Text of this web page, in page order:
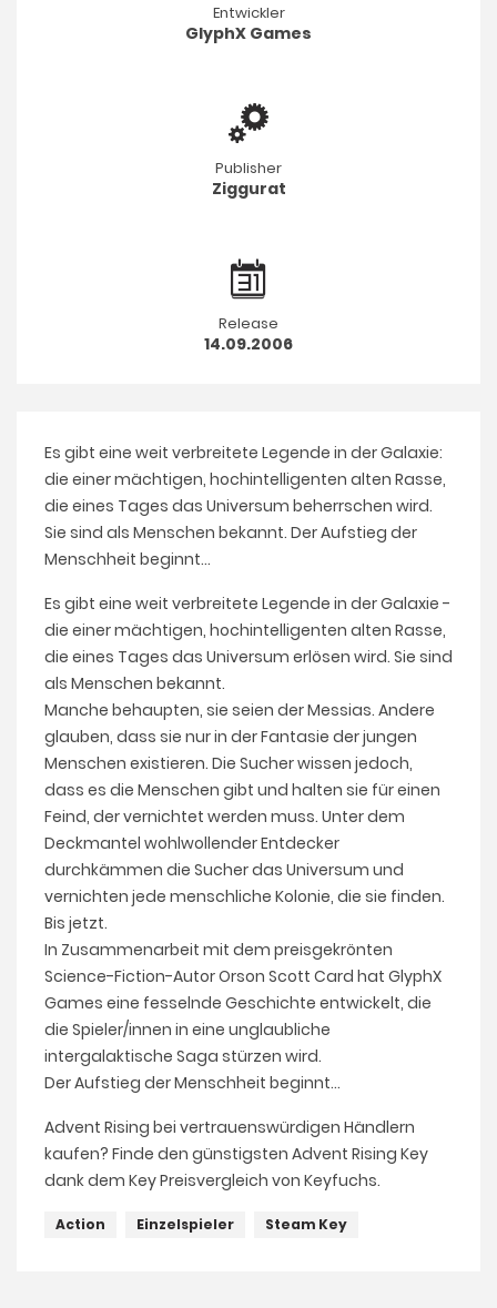
Entwickler
GlyphX Games
Publisher
Ziggurat
Release
14.09.2006
Es gibt eine weit verbreitete Legende in der Galaxie:
die einer mächtigen, hochintelligenten alten Rasse,
die eines Tages das Universum beherrschen wird.
Sie sind als Menschen bekannt. Der Aufstieg der
Menschheit beginnt...
Es gibt eine weit verbreitete Legende in der Galaxie -
die einer mächtigen, hochintelligenten alten Rasse,
die eines Tages das Universum erlösen wird. Sie sind
als Menschen bekannt.
Manche behaupten, sie seien der Messias. Andere
glauben, dass sie nur in der Fantasie der jungen
Menschen existieren. Die Sucher wissen jedoch,
dass es die Menschen gibt und halten sie für einen
Feind, der vernichtet werden muss. Unter dem
Deckmantel wohlwollender Entdecker
durchkämmen die Sucher das Universum und
vernichten jede menschliche Kolonie, die sie finden.
Bis jetzt.
In Zusammenarbeit mit dem preisgekrönten
Science-Fiction-Autor Orson Scott Card hat GlyphX
Games eine fesselnde Geschichte entwickelt, die
die Spieler/innen in eine unglaubliche
intergalaktische Saga stürzen wird.
Der Aufstieg der Menschheit beginnt...
Advent Rising bei vertrauenswürdigen Händlern
kaufen? Finde den günstigsten Advent Rising Key
dank dem Key Preisvergleich von Keyfuchs.
Action Einzelspieler Steam Key